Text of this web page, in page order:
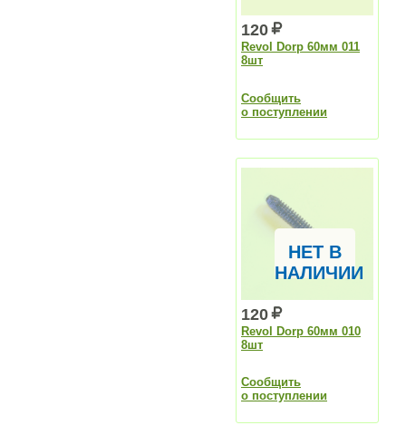
120
Revol Dorp 60мм 011
8шт
Сообщить
о поступлении
НЕТ В
НАЛИЧИИ
120
Revol Dorp 60мм 010
8шт
Сообщить
о поступлении